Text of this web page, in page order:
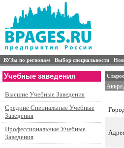
ВУЗы по регионам Выбор специальности
Учебные заведения
Высшие Учебные Заведения
Средние Специальные Учебные
Заведения
Профессиональные Учебные
Заведения